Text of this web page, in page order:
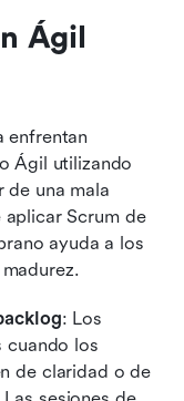
Ágil
enfrentan
Ágil utilizando
de una mala
Scrum de
ayuda a los
: Los
cuando los
de claridad o de